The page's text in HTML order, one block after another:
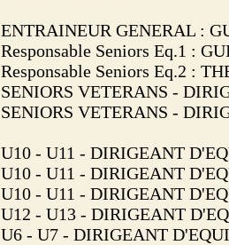
ENTRAINEUR GENERAL :
Responsable Seniors Eq.1 :
Responsable Seniors Eq.2 :
SENIORS VETERANS -
SENIORS VETERANS -
U10 - U11 - DIRIGEANT
U10 - U11 - DIRIGEANT
U10 - U11 - DIRIGEANT
U12 - U13 - DIRIGEANT
U6 - U7 - DIRIGEANT